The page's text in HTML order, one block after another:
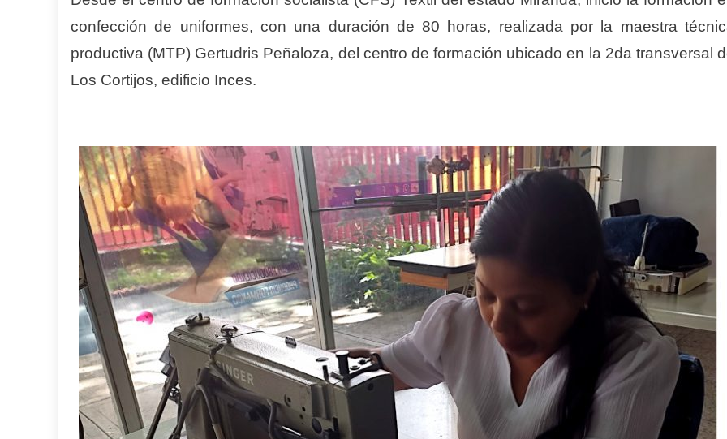
confección de uniformes, con una duración de 80 horas, realizada por la maestra
productiva (MTP) Gertudris Peñaloza, del centro de formación ubicado en la 2da transversal
Los Cortijos, edificio Inces.